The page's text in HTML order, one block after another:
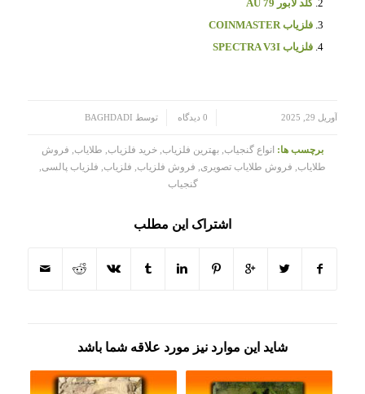
گلد لابور AU 79
فلزیاب COINMASTER
فلزیاب SPECTRA V3I
آوریل 29, 2025 0 دیدگاه توسط BAGHDADI
برچسب ها: انواع گنجیاب, بهترین فلزیاب, خرید فلزیاب, طلایاب, فروش
طلایاب, فروش طلایاب تصویری, فروش فلزیاب, فلزیاب, فلزیاب پالسی,
گنجیاب
اشتراک این مطلب
شاید این موارد نیز مورد علاقه شما باشد